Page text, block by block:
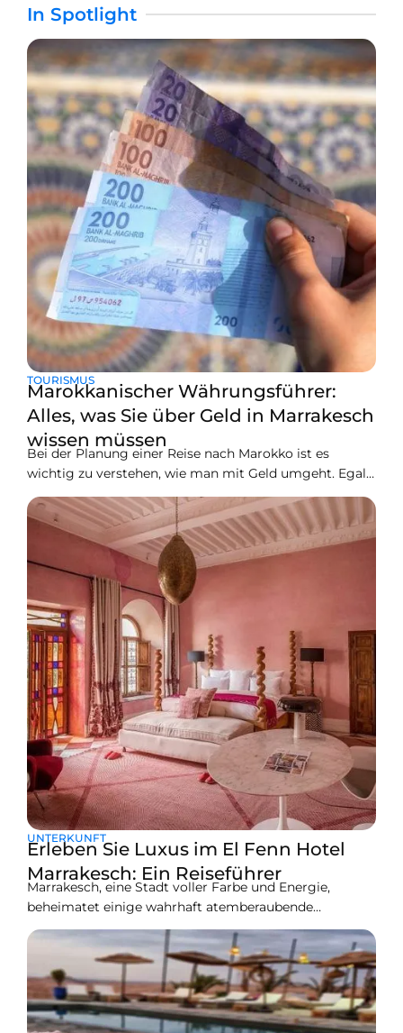
In Spotlight
TOURISMUS
Marokkanischer Währungsführer:
Alles, was Sie über Geld in Marrakesch
wissen müssen
Bei der Planung einer Reise nach Marokko ist es
wichtig zu verstehen, wie man mit Geld umgeht. Egal,
ob Sie die lebhaften Märkte von Marrakesch besuchen
oder die reiche Geschichte von Fès erkunden, wenn Sie
über die Währung und den Geldumtausch Bescheid
wissen, wird Ihr Reiseerlebnis erleichtert. In diesem
Leitfaden
UNTERKUNFT
Erleben Sie Luxus im El Fenn Hotel
Marrakesch: Ein Reiseführer
Marrakesch, eine Stadt voller Farbe und Energie,
beheimatet einige wahrhaft atemberaubende
Unterkünfte—eine der bezauberndsten davon ist das El
Fenn Hotel Marrakesch. Es ist nicht nur ein Hotel—
wenn Sie eintreten, finden Sie sich in einer Welt aus
Kunst, Farben und Ruhe wieder. Wenn Sie einen
Besuch in Marrakesch planen und mehr